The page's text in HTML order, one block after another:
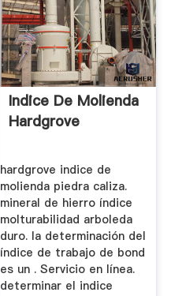
Indice De Molienda
Hardgrove
hardgrove indice de
molienda piedra caliza.
mineral de hierro índice
molturabilidad arboleda
duro. la determinación del
índice de trabajo de bond
es un . Servicio en línea.
determinar el indice